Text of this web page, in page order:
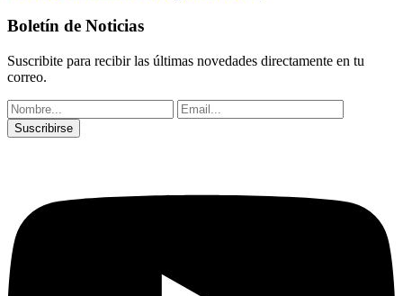
Boletín de Noticias
Suscribite para recibir las últimas novedades directamente en tu
correo.
Suscribirse